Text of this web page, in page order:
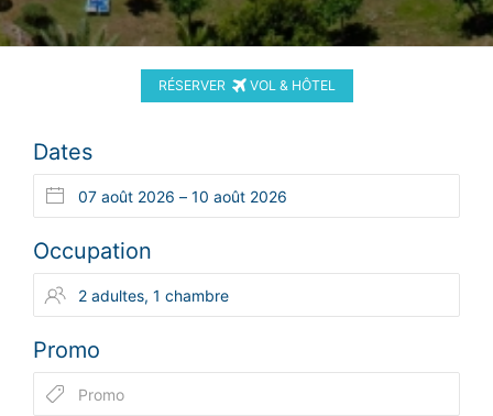
RÉSERVER VOL & HÔTEL
Dates
Occupation
Promo